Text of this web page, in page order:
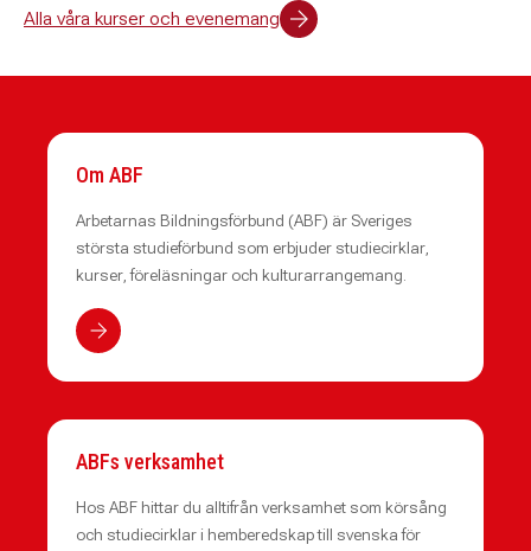
Alla våra kurser och evenemang
Om ABF
Arbetarnas Bildningsförbund (ABF) är Sveriges
största studieförbund som erbjuder studiecirklar,
kurser, föreläsningar och kulturarrangemang.
ABFs verksamhet
Hos ABF hittar du alltifrån verksamhet som körsång
och studiecirklar i hemberedskap till svenska för